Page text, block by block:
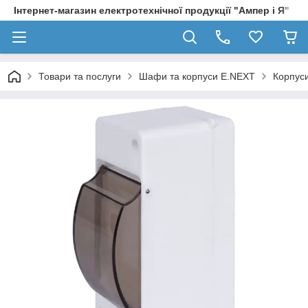
Інтернет-магазин електротехнічної продукції "Ампер і Я"
Товари та послуги Шафи та корпуси E.NEXT